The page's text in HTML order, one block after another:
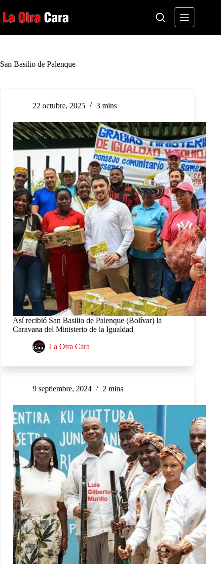
al
contenido
San Basilio de Palenque
22 octubre, 2025 3 mins
Así recibió San Basilio de Palenque (Bolívar) la
Caravana del Ministerio de la Igualdad
La Otra Cara
9 septiembre, 2024 2 mins